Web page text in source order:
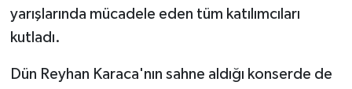
yarışlarında mücadele eden tüm katılımcıları
kutladı.
Dün Reyhan Karaca'nın sahne aldığı konserde de